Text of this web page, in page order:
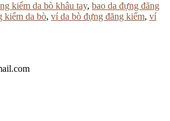
kiểm da bò khâu tay, bao da đựng đăng
kiểm da bò, ví da bò đựng đăng kiểm, ví